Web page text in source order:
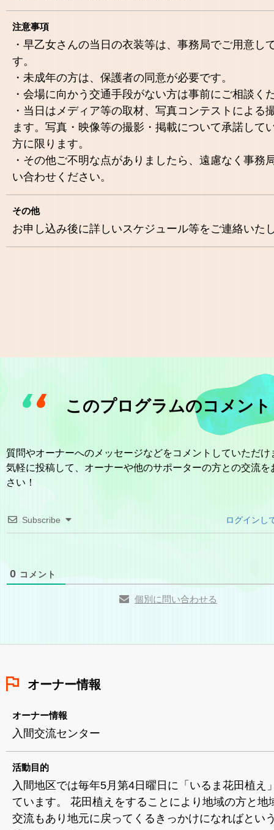
注意事項
・早乙女さんの当日の衣装等は、事務局でご用意し
す。
・未成年の方は、保護者の同意が必要です。
・会場に向かう交通手段がない方は事前にご相談く
・当日はメディア等の取材、写真コンテストによる
ます。写真・映像等の撮影・掲載について承諾して
方に限ります。
・その他ご不明な点がありましたら、遠慮なく事務
い合わせください。
その他
お申し込み後に詳しいスケジュール等をご連絡いた
このプログラムのコメント
質問やオーナーへのメッセージなどをコメントしていただけ
気軽に投稿して、オーナーや他のサポーターの方との交流を
さい！
Subscribe ログインし
0 コメント
個別に問い合わせる
オーナー情報
オーナー情報
入間交流センター
活動目的
入間地区では毎年5月第4日曜日に「いるま花田植え
ています。 花田植えをすることにより地域の方と地
交流もあり地元に戻ってくるきっかけになればとい